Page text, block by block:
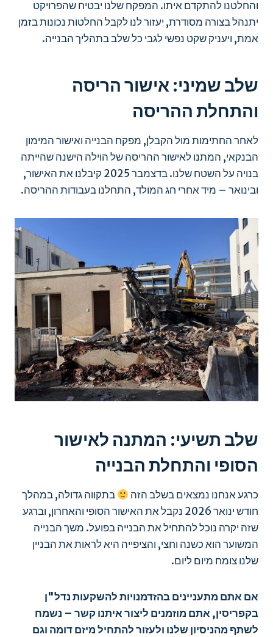
והחלטנו להתקדם איתו. המפקח שלנו יבטיח שהפרויקט
יתנהל בצורה מסודרת, יעזור לנו לקבל החלטות נכונות בזמן
אמת, ויעניק שקט נפשי לגבי כל שלב בתהליך הבנייה.
שלב שמיני: אישור הריסה
והתחלת ההריסה
לאחר החתימות מול הקבלן, מפקח הבנייה ואישור המימון
הבנקאי, המתנו לאישור ההריסה של הוילה הישנה שהייתה
בנויה על השטח שלנו. בדצמבר 2025 קיבלנו את האישור,
ובינואר – מיד אחרי חג המולד, התחלנו בעבודות ההריסה.
שלב תשיעי: המתנה לאישור
הסופי והתחלת הבנייה
כרגע אנחנו נמצאים בשלב הזה
בתקווה גדולה, במהלך
חודש ינואר 2026 נקבל את האישור הסופי והאחרון, וברגע
שזה יקרה נוכל להתחיל את הבנייה בפועל. משך הבנייה
המשוער הוא כשנה וחצי, והציפייה היא לראות את הבניין
שלנו צומח מיום ליום.
אם אתם מתעניינים בהזדמנויות להשקעות נדל"ן
בקפריסין, אתם מוזמנים ליצור איתנו קשר – נשמח
לשתף מהניסיון שלנו ולעזור להתחיל מיזם דומה וגם